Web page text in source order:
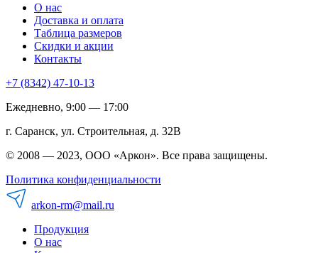
О нас
Доставка и оплата
Таблица размеров
Скидки и акции
Контакты
+7 (8342) 47-10-13
Ежедневно, 9:00 — 17:00
г. Саранск, ул. Строительная, д. 32В
© 2008 — 2023, ООО «Аркон». Все права защищены.
Политика конфиденциальности
arkon-rm@mail.ru
Продукция
О нас